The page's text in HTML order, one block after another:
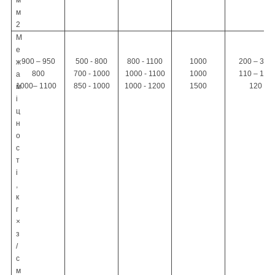
м
2
М
е
ж
а
м
і
ц
н
о
с
т
і
к
г
×
з
/
с
м
900 – 950
800
1000– 1100
500 - 800
700 - 1000
850 - 1000
800 - 1100
1000 - 1100
1000 - 1200
1000
1000
1500
200 – 300
110 – 140
120